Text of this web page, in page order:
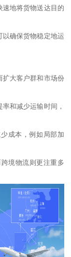
速地将货物送达目的
以确保货物稳定地运
扩大客户群和市场份
和减少运输时间，
成本，例如局部加
境物流则更注重多